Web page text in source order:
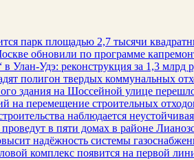
парк площадью 2,7 тысячи
обновили по программе
Улан‑Удэ: реконструкция за 1,3 млрд
полигон твердых коммунальных
здания на Шоссейной улице
на перемещение строительных
наблюдается
в пяти домах в районе
надёжность системы
комплекс появится на первой